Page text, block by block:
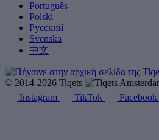
Português
Polski
Русский
Svenska
中文
© 2014-2026 Tiqets
Instagram
TikTok Facebook